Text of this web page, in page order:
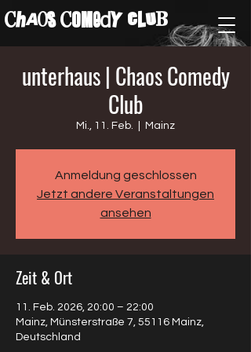
ChAos COMedY cLuB
unterhaus | Chaos Comedy
Club
Mi., 11. Feb. Mainz
Anmeldung geschlossen
Jetzt andere Veranstaltungen
ansehen
Zeit & Ort
11. Feb. 2026, 20:00 – 22:00
Mainz, Münsterstraße 7, 55116 Mainz,
Deutschland